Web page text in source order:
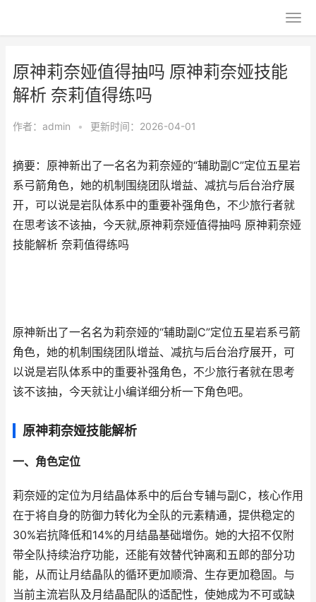
原神莉奈娅值得抽吗 原神莉奈娅技能
解析 奈莉值得练吗
作者： admin • 更新时间：2026-04-01
摘要：原神新出了一名名为莉奈娅的“辅助副C”定位五星岩
系弓箭角色，她的机制围绕团队增益、减抗与后台治疗展
开，可以说是岩队体系中的重要补强角色，不少旅行者就
在思考该不该抽，今天就,原神莉奈娅值得抽吗 原神莉奈娅
技能解析 奈莉值得练吗
原神新出了一名名为莉奈娅的“辅助副C”定位五星岩系弓箭
角色，她的机制围绕团队增益、减抗与后台治疗展开，可
以说是岩队体系中的重要补强角色，不少旅行者就在思考
该不该抽，今天就让小编详细分析一下角色吧。
原神莉奈娅技能解析
一、角色定位
莉奈娅的定位为月结晶体系中的后台专辅与副C，核心作用
在于将自身的防御力转化为全队的元素精通，提供稳定的
30%岩抗降低和14%的月结晶基础增伤。她的大招不仅附
带全队持续治疗功能，还能有效替代钟离和五郎的部分功
能，从而让月结晶队的循环更加顺滑、生存更加稳固。与
当前主流岩队及月结晶配队的适配性，使她成为不可或缺